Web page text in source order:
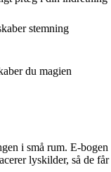
stemning
du magien
i små rum. E-bogen
lyskilder, så de får